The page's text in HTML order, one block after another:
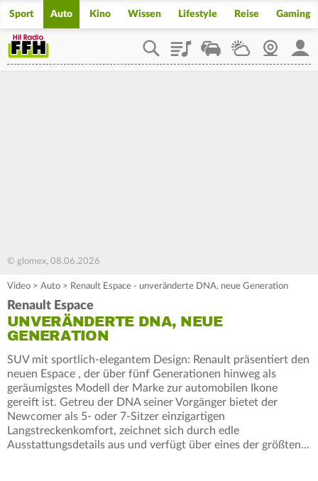
Sport Auto Kino Wissen Lifestyle Reise Gaming
PlaylistStaupilotWetterWebcam
© glomex, 08.06.2026
Video > Auto > Renault Espace - unveränderte DNA, neue Generation
Renault Espace
UNVERÄNDERTE DNA, NEUE
GENERATION
SUV mit sportlich-elegantem Design: Renault präsentiert den
neuen Espace , der über fünf Generationen hinweg als
geräumigstes Modell der Marke zur automobilen Ikone
gereift ist. Getreu der DNA seiner Vorgänger bietet der
Newcomer als 5- oder 7-Sitzer einzigartigen
Langstreckenkomfort, zeichnet sich durch edle
Ausstattungsdetails aus und verfügt über eines der größten…